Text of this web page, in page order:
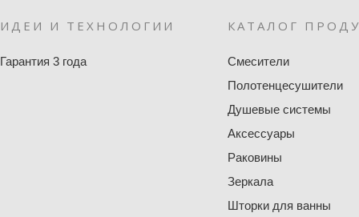
ИДЕИ И ТЕХНОЛОГИИ
Гарантия 3 года
КАТАЛОГ
Смесители
Полотенцесушители
Душевые системы
Аксессуары
Раковины
Зеркала
Шторки для ванны